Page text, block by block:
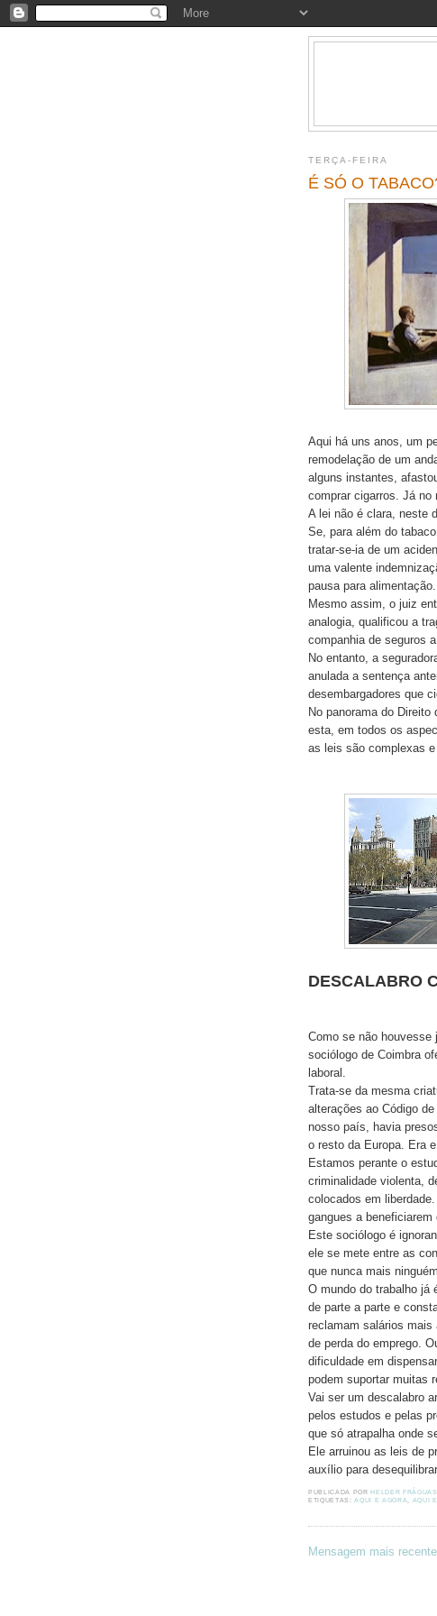
TERÇA-FEIRA
É SÓ O
Aqui há uns anos, um
remodelação de um
alguns instantes,
comprar cigarros. Já no
A lei não é clara, neste
Se, para além do
tratar-se-ia de um
uma valente
pausa para alimentação.
Mesmo assim, o juiz
analogia, qualificou a
companhia de seguros
No entanto, a
anulada a sentença
desembargadores que
No panorama do
esta, em todos os
as leis são complexas
DESCALABRO
Como se não houvesse
sociólogo de Coimbra
laboral.
Trata-se da mesma
alterações ao Código
nosso país, havia
o resto da Europa. Era
Estamos perante o
criminalidade violenta,
colocados em
gangues a
Este sociólogo é
ele se mete entre as
que nunca mais
O mundo do trabalho já
de parte a parte e
reclamam salários
de perda do emprego.
dificuldade em
podem suportar muitas
Vai ser um descalabro
pelos estudos e pelas
que só atrapalha onde
Ele arruinou as leis de
auxílio para
PUBLICADA POR HELDER FRÁGUAS
ETIQUETAS:AQUI E AGORA AQUI
Mensagem mais recente